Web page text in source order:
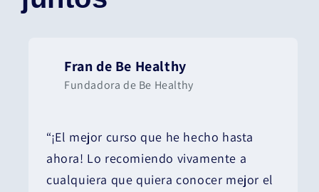
Fran de Be Healthy
Fundadora de Be Healthy
“¡El mejor curso que he hecho hasta
ahora! Lo recomiendo vivamente a
cualquiera que quiera conocer mejor el